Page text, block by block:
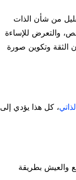
من شأن الذات
والتعرض للإساءة
الثقة وتكوين صورة
، كل هذا يؤدي إلى
والعيش بطريقة